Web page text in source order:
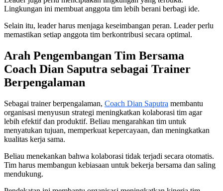
Lingkungan ini membuat anggota tim lebih berani berbagi ide.
Selain itu, leader harus menjaga keseimbangan peran. Leader perlu
memastikan setiap anggota tim berkontribusi secara optimal.
Arah Pengembangan Tim Bersama
Coach Dian Saputra sebagai Trainer
Berpengalaman
Sebagai trainer berpengalaman, Coach Dian Saputra membantu
organisasi menyusun strategi meningkatkan kolaborasi tim agar
lebih efektif dan produktif. Beliau mengarahkan tim untuk
menyatukan tujuan, memperkuat kepercayaan, dan meningkatkan
kualitas kerja sama.
Beliau menekankan bahwa kolaborasi tidak terjadi secara otomatis.
Tim harus membangun kebiasaan untuk bekerja bersama dan saling
mendukung.